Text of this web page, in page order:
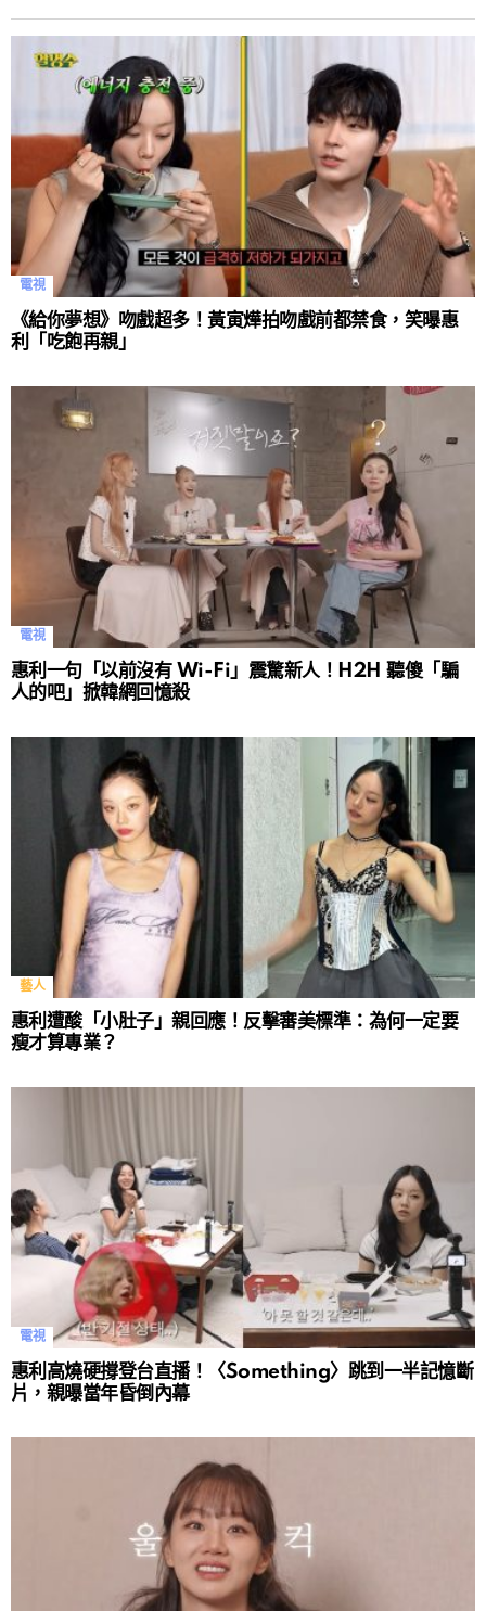
電視
《給你夢想》吻戲超多！黃寅燁拍吻戲前都禁食，笑曝惠
利「吃飽再親」
電視
惠利一句「以前沒有 Wi-Fi」震驚新人！H2H 聽傻「騙
人的吧」掀韓網回憶殺
藝人
惠利遭酸「小肚子」親回應！反擊審美標準：為何一定要
瘦才算專業？
電視
惠利高燒硬撐登台直播！〈Something〉跳到一半記憶斷
片，親曝當年昏倒內幕